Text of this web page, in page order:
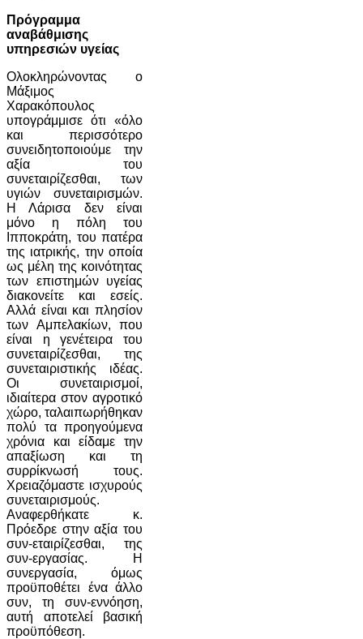
Πρόγραμμα
αναβάθμισης
υπηρεσιών υγείας
Ολοκληρώνοντας ο
Μάξιμος
Χαρακόπουλος
υπογράμμισε ότι «όλο
και περισσότερο
συνειδητοποιούμε την
αξία του
συνεταιρίζεσθαι, των
υγιών συνεταιρισμών.
Η Λάρισα δεν είναι
μόνο η πόλη του
Ιπποκράτη, του πατέρα
της ιατρικής, την οποία
ως μέλη της κοινότητας
των επιστημών υγείας
διακονείτε και εσείς.
Αλλά είναι και πλησίον
των Αμπελακίων, που
είναι η γενέτειρα του
συνεταιρίζεσθαι, της
συνεταιριστικής ιδέας.
Οι συνεταιρισμοί,
ιδιαίτερα στον αγροτικό
χώρο, ταλαιπωρήθηκαν
πολύ τα προηγούμενα
χρόνια και είδαμε την
απαξίωση και τη
συρρίκνωσή τους.
Χρειαζόμαστε ισχυρούς
συνεταιρισμούς.
Αναφερθήκατε κ.
Πρόεδρε στην αξία του
συν-εταιρίζεσθαι, της
συν-εργασίας. Η
συνεργασία, όμως
προϋποθέτει ένα άλλο
συν, τη συν-εννόηση,
αυτή αποτελεί βασική
προϋπόθεση.